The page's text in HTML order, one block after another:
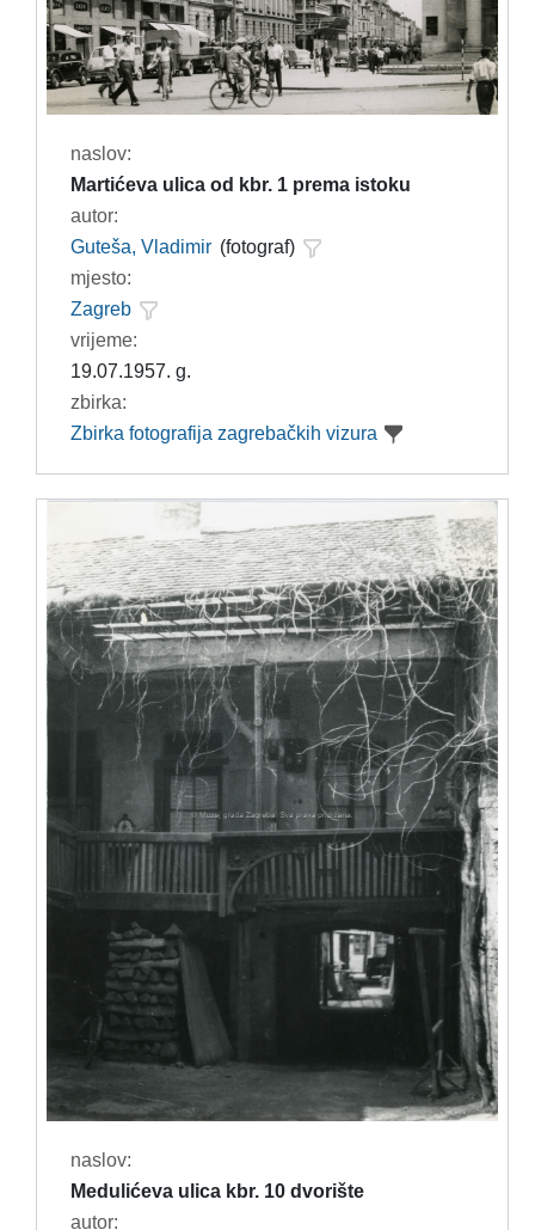
naslov:
Martićeva ulica od kbr. 1 prema istoku
autor:
Guteša, Vladimir (fotograf)
mjesto:
Zagreb
vrijeme:
19.07.1957. g.
zbirka:
Zbirka fotografija zagrebačkih vizura
naslov:
Medulićeva ulica kbr. 10 dvorište
autor: